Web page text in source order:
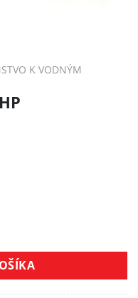
K VODNÝM